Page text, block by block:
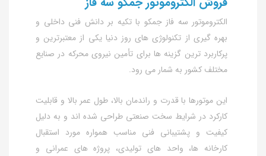
الکتروموتور سه فاز جمکو با تکیه بر دانش فنی داخلی و
بهره‌ گیری از تکنولوژی‌ های روز دنیا یکی از معتبرترین و
پرکاربرد ترین گزینه‌ ها برای تأمین نیروی محرکه در صنایع
مختلف کشور به شمار می‌ رود.
این موتورها با قدرت و راندمان بالا، طول عمر بالا و قابلیت
کارکرد در شرایط سخت صنعتی طراحی شده‌ اند و به دلیل
کیفیت و پشتیبانی فنی مناسب همواره مورد استقبال
کارخانه‌ ها، واحد های تولیدی، پروژه‌ های عمرانی و